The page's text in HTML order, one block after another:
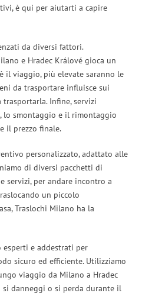
è qui per aiutarti a capire
da diversi fattori.
e Hradec Králové gioca un
il viaggio, più elevate saranno le
da trasportare influisce sui
Infine, servizi
lo smontaggio e il rimontaggio
il prezzo finale.
personalizzato, adattato alle
di diversi pacchetti di
servizi, per andare incontro a
un piccolo
Traslochi Milano ha la
e addestrati per
sicuro ed efficiente. Utilizziamo
viaggio da Milano a Hradec
si danneggi o si perda durante il